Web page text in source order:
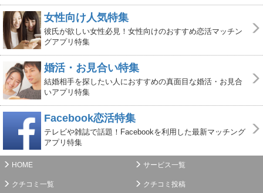
女性向け人気特集
彼氏が欲しい女性必見！女性向けのおすすめ恋活マッチン
グアプリ特集
婚活・お見合い特集
結婚相手を探したい人におすすめの真面目な婚活・お見合
いアプリ特集
Facebook恋活特集
テレビや雑誌で話題！Facebookを利用した最新マッチング
アプリ特集
HOME サービス一覧
クチコミ一覧 クチコミ投稿